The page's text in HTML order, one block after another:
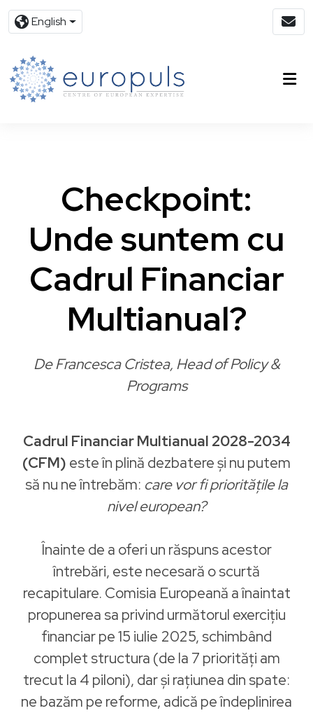
English
Checkpoint:
Unde suntem cu
Cadrul Financiar
Multianual?
De Francesca Cristea, Head of Policy &
Programs
Cadrul Financiar Multianual 2028-2034
(CFM) este în plină dezbatere și nu putem
să nu ne întrebăm: care vor fi prioritățile la
nivel european?
Înainte de a oferi un răspuns acestor
întrebări, este necesară o scurtă
recapitulare. Comisia Europeană a înaintat
propunerea sa privind următorul exercițiu
financiar pe 15 iulie 2025, schimbând
complet structura (de la 7 priorități am
trecut la 4 piloni), dar și rațiunea din spate:
ne bazăm pe reforme, adică pe îndeplinirea